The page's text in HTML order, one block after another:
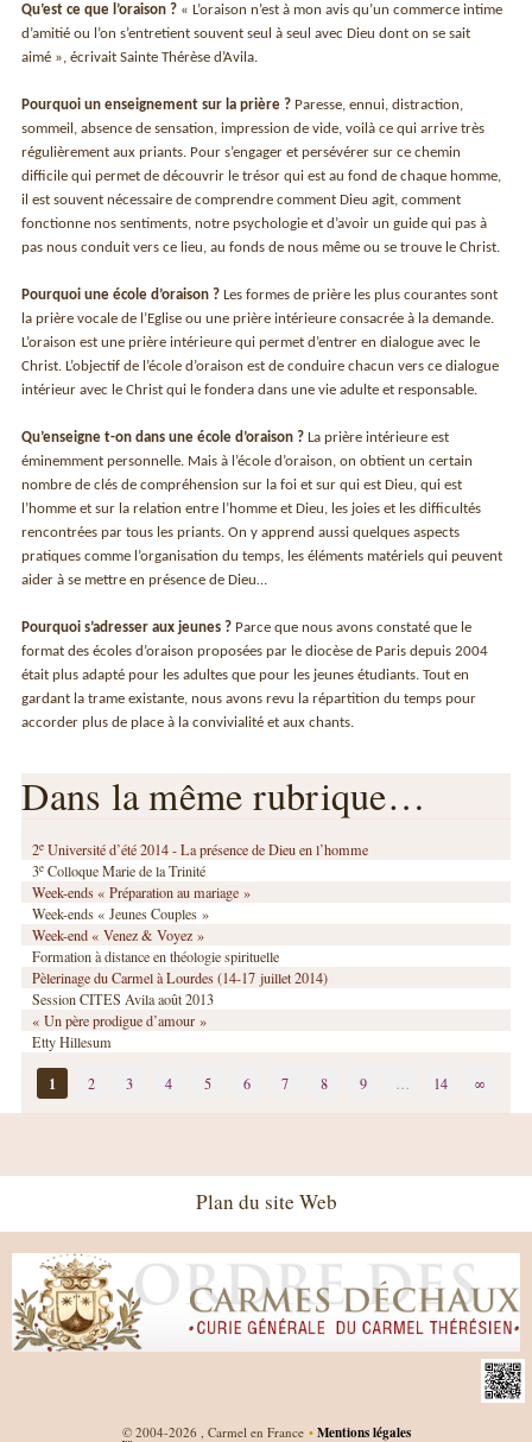
Qu’est ce que l’oraison ? « L’oraison n’est à mon avis qu’un commerce intime
d’amitié ou l’on s’entretient souvent seul à seul avec Dieu dont on se sait
aimé », écrivait Sainte Thérèse d’Avila.
Pourquoi un enseignement sur la prière ? Paresse, ennui, distraction,
sommeil, absence de sensation, impression de vide, voilà ce qui arrive très
régulièrement aux priants. Pour s’engager et persévérer sur ce chemin
difficile qui permet de découvrir le trésor qui est au fond de chaque homme,
il est souvent nécessaire de comprendre comment Dieu agit, comment
fonctionne nos sentiments, notre psychologie et d’avoir un guide qui pas à
pas nous conduit vers ce lieu, au fonds de nous même ou se trouve le Christ.
Pourquoi une école d’oraison ? Les formes de prière les plus courantes sont
la prière vocale de l’Eglise ou une prière intérieure consacrée à la demande.
L’oraison est une prière intérieure qui permet d’entrer en dialogue avec le
Christ. L’objectif de l’école d’oraison est de conduire chacun vers ce dialogue
intérieur avec le Christ qui le fondera dans une vie adulte et responsable.
Qu’enseigne t-on dans une école d’oraison ? La prière intérieure est
éminemment personnelle. Mais à l’école d’oraison, on obtient un certain
nombre de clés de compréhension sur la foi et sur qui est Dieu, qui est
l’homme et sur la relation entre l’homme et Dieu, les joies et les difficultés
rencontrées par tous les priants. On y apprend aussi quelques aspects
pratiques comme l’organisation du temps, les éléments matériels qui peuvent
aider à se mettre en présence de Dieu…
Pourquoi s’adresser aux jeunes ? Parce que nous avons constaté que le
format des écoles d’oraison proposées par le diocèse de Paris depuis 2004
était plus adapté pour les adultes que pour les jeunes étudiants. Tout en
gardant la trame existante, nous avons revu la répartition du temps pour
accorder plus de place à la convivialité et aux chants.
Dans la même rubrique…
2e Université d’été 2014 - La présence de Dieu en l’homme
3e Colloque Marie de la Trinité
Week-ends « Préparation au mariage »
Week-ends « Jeunes Couples »
Week-end « Venez & Voyez »
Formation à distance en théologie spirituelle
Pèlerinage du Carmel à Lourdes (14-17 juillet 2014)
Session CITES Avila août 2013
« Un père prodigue d’amour »
Etty Hillesum
1 2 3 4 5 6 7 8 9 14 ∞
Plan du site Web
©2004-2026 , Carmel en France • Mentions légales